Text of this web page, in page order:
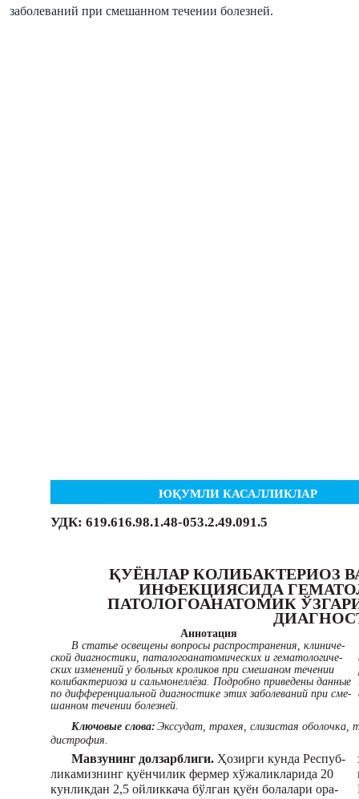
заболеваний при смешанном течении болезней.
ЮҚУМЛИ КАСАЛЛИКЛАР
Мавзунинг долзарблиги. Ҳозирги кунда Респуб-
ликамизнинг қуёнчилик фермер хўжаликларида 20
кунликдан 2,5 ойликкача бўлган қуён болалари ора-
УДК: 619.616.98.1.48-053.2.49.091.5
ҚУЁНЛАР КОЛИБАКТЕРИОЗ
ИНФЕКЦИЯСИДА
ПАТОЛОГОАНАТОМИК
Аннотация
В статье освещены вопросы распространения, клиниче-
ской диагностики, паталогоанатомических и гематологиче-
ских изменений у больных кроликов при смешаном течении
колибактериоза и сальмонеллёза. Подробно приведены данные
по дифференциальной диагностике этих заболеваний при сме-
шанном течении болезней.
Ключовые слова: Экссудат, трахея, слизистая оболочка,
дистрофия.